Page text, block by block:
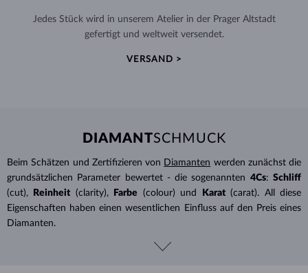
Jedes Stück wird in unserem Atelier in der Prager Altstadt
gefertigt und weltweit versendet.
VERSAND >
DIAMANTSCHMUCK
Beim Schätzen und Zertifizieren von Diamanten werden zunächst die
grundsätzlichen Parameter bewertet - die sogenannten 4Cs: Schliff
(cut),
Reinheit (clarity), Farbe (colour) und Karat (carat). All diese
Eigenschaften haben einen wesentlichen Einfluss auf den Preis eines
Diamanten.